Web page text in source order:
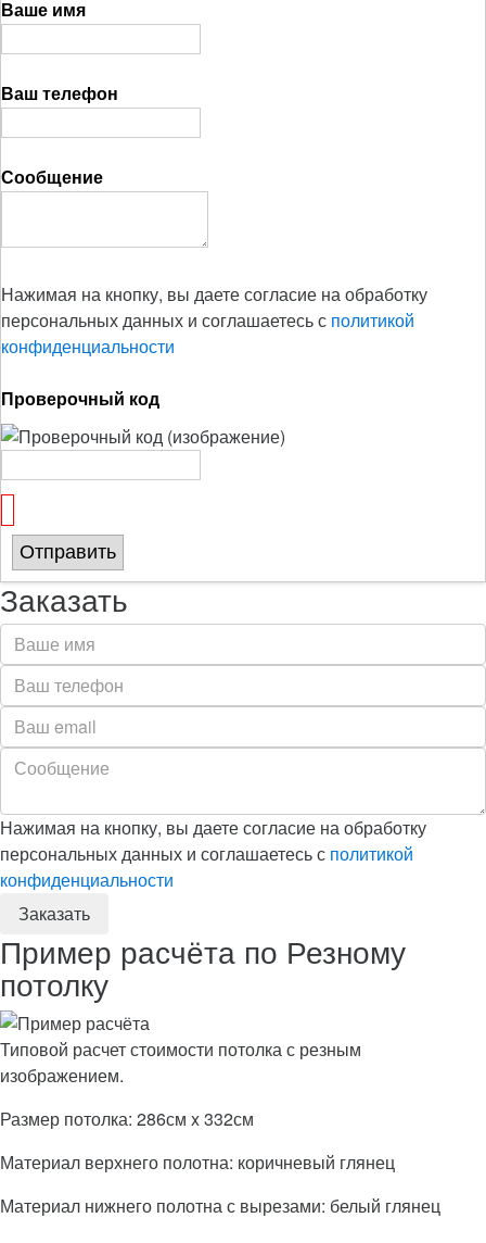
Ваше имя
Ваш телефон
Сообщение
Нажимая на кнопку, вы даете согласие на обработку
персональных данных и соглашаетесь с политикой
конфиденциальности
Проверочный код
Отправить
Заказать
Нажимая на кнопку, вы даете согласие на обработку
персональных данных и соглашаетесь с политикой
конфиденциальности
Пример расчёта по Резному
потолку
Типовой расчет стоимости потолка с резным
изображением.
Размер потолка: 286см x 332см
Материал верхнего полотна: коричневый глянец
Материал нижнего полотна с вырезами: белый глянец